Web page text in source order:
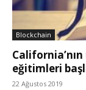
Blockchain
eğitimleri
22 Ağustos 2019